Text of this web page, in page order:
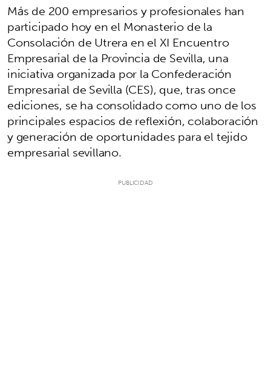
Más de 200 empresarios y profesionales han
participado hoy en el Monasterio de la
Consolación de Utrera en el XI Encuentro
Empresarial de la Provincia de Sevilla, una
iniciativa organizada por la Confederación
Empresarial de Sevilla (CES), que, tras once
ediciones, se ha consolidado como uno de los
principales espacios de reflexión, colaboración
y generación de oportunidades para el tejido
empresarial sevillano.